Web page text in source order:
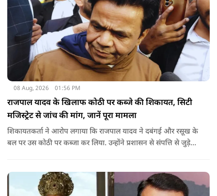
08 Aug, 2026 01:56 PM
राजपाल यादव के खिलाफ कोठी पर कब्जे की शिकायत, सिटी
मजिस्ट्रेट से जांच की मांग, जानें पूरा मामला
शिकायतकर्ता ने आरोप लगाया कि राजपाल यादव ने दबंगई और रसूख के
बल पर उस कोठी पर कब्जा कर लिया. उन्होंने प्रशासन से संपत्ति से जुड़े